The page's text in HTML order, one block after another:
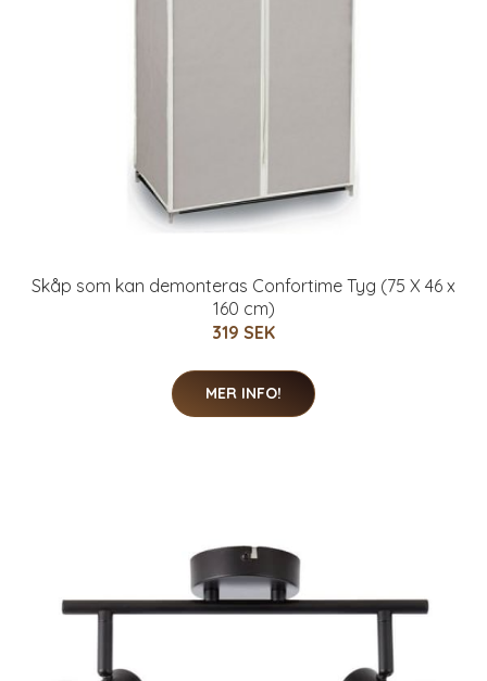
Skåp som kan demonteras Confortime Tyg (75 X 46 x
160 cm)
319 SEK
MER INFO!